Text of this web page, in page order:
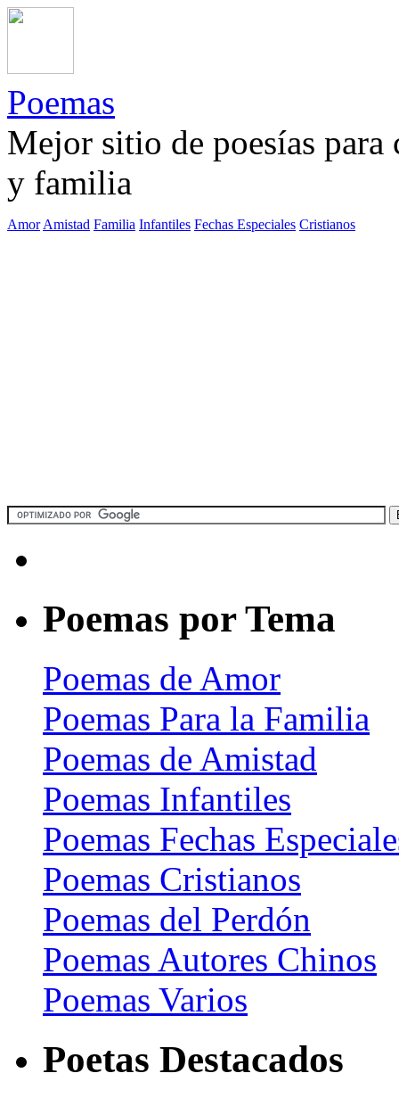
Poemas
Mejor sitio de poesías
y familia
Amor Amistad Familia Infantiles Fechas Especiales Cristianos
Poemas por Tema
Poemas de Amor
Poemas Para la Familia
Poemas de Amistad
Poemas Infantiles
Poemas Fechas
Poemas Cristianos
Poemas del Perdón
Poemas Autores Chinos
Poemas Varios
Poetas Destacados